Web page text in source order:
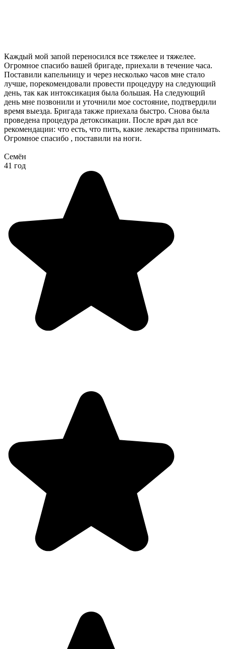
Каждый мой запой переносился все тяжелее и тяжелее.
Огромное спасибо вашей бригаде, приехали в течение часа.
Поставили капельницу и через несколько часов мне стало
лучше, порекомендовали провести процедуру на следующий
день, так как интоксикация была большая. На следующий
день мне позвонили и уточнили мое состояние, подтвердили
время выезда. Бригада также приехала быстро. Снова была
проведена процедура детоксикации. После врач дал все
рекомендации: что есть, что пить, какие лекарства принимать.
Огромное спасибо , поставили на ноги.
Семён
41 год